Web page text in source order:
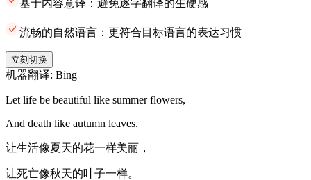
基于内容意译：避免逐字翻译的生硬感
流畅的自然语言：更符合目标语言的表达习惯
立刻切换
机器翻译: Bing
Let life be beautiful like summer flowers,
And death like autumn leaves.
让生活像夏天的花一样美丽，
让死亡像秋天的叶子一样。